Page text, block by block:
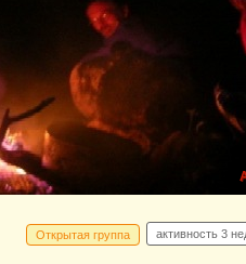
Открытая группа активность 3